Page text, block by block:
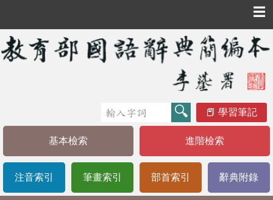
☰
學習筆記
基本檢索 進階檢索
注音索引 筆畫索引 部首索引 辭典附錄